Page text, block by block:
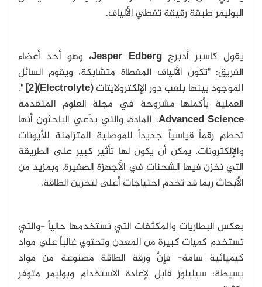
البوليمر طبقة رقيقة تغطي الألياف.
يقول كاسبر أدبرجJesper Edberg، وهو أحد أعضاء
الفريق: "تكون الألياف المغطاة متشابكة، ويقوم السائل
الموجود بينها بلعب دور الإلكترولايتات[2](Electrolyte)
".
العملية بأكملها مشروحة في مجلة العلوم المتقدمة
Advanced Science. المادة، والتي يدّعي الباحثون أنها
تحطم رقماً قياسياً جديداً للموصلية المتزامنة للأيونات
والإلكترونات، يمكن أن يكون لها تأثير كبير على الطريقة
التي نخزن فيها الشحنات في الأجهزة الصغيرة، وبمزيد من
الأبحاث ربما قد تخدم احتياجات أعلى لتخزين الطاقة.
بعكس البطاريات والمكثفات التي نستخدمها حالياً -والتي
تستخدم كميات كبيرة من المعدن وتحتوي غالباً على مواد
كيميائية سامة- فإنَّ ورقة الطاقة مصنوعة من مواد
بسيطة: سيليلوز قابل لإعادة الاستخدام وبوليمر متوفر